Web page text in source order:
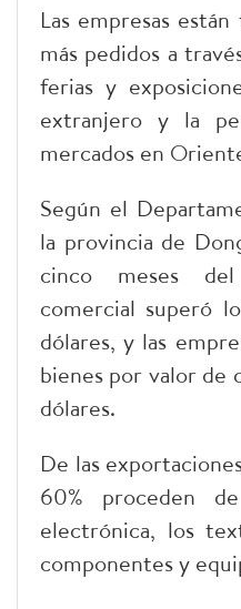
Las empresas
más pedidos a
ferias y
extranjero y la
mercados en
Según el
la provincia de
cinco meses
comercial superó
dólares, y las
bienes por valor de
dólares.
De las
60% proceden
electrónica, los
componentes y